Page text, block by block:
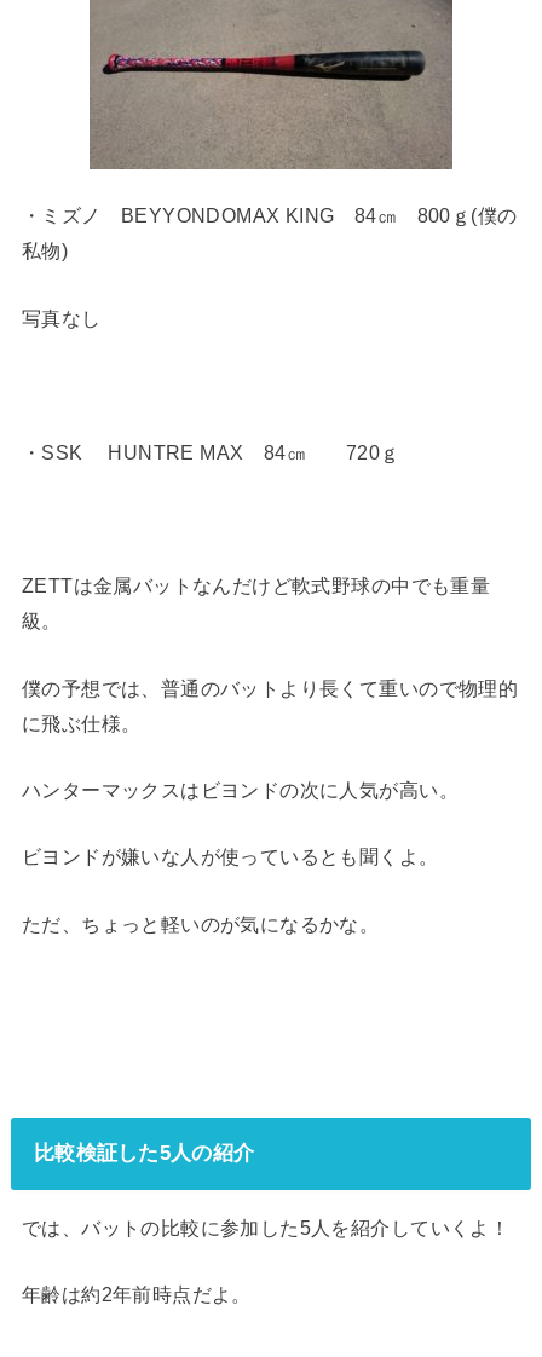
・ミズノ BEYYONDOMAX KING 84㎝ 800ｇ(僕の
私物)
写真なし
・SSK HUNTRE MAX 84㎝ 720ｇ
ZETTは金属バットなんだけど軟式野球の中でも重量
級。
僕の予想では、普通のバットより長くて重いので物理的
に飛ぶ仕様。
ハンターマックスはビヨンドの次に人気が高い。
ビヨンドが嫌いな人が使っているとも聞くよ。
ただ、ちょっと軽いのが気になるかな。
比較検証した5人の紹介
では、バットの比較に参加した5人を紹介していくよ！
年齢は約2年前時点だよ。